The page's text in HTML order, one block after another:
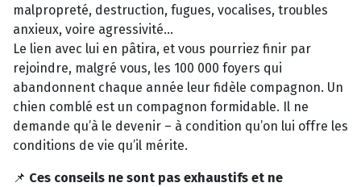
malpropreté, destruction, fugues, vocalises, troubles
anxieux, voire agressivité...
Le lien avec lui en pâtira, et vous pourriez finir par
rejoindre, malgré vous, les 100 000 foyers qui
abandonnent chaque année leur fidèle compagnon. Un
chien comblé est un compagnon formidable. Il ne
demande qu’à le devenir – à condition qu’on lui offre les
conditions de vie qu’il mérite.
📌 Ces conseils ne sont pas exhaustifs et ne